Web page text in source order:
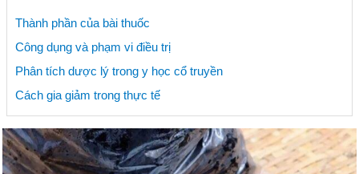
Thành phần của bài thuốc
Công dụng và phạm vi điều trị
Phân tích dược lý trong y học cổ truyền
Cách gia giảm trong thực tế